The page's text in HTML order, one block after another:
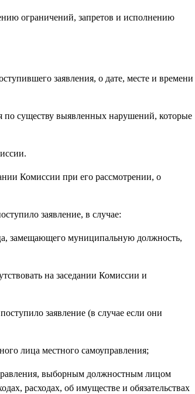
ограничений, запретов и исполнению
заявления, о дате, месте и времени
по существу выявленных нарушений, которые
Комиссии при его рассмотрении, о
заявление, в случае:
замещающего муниципальную должность,
на заседании Комиссии и
заявление (в случае если они
лица местного самоуправления;
выборным должностным лицом
расходах, об имуществе и обязательствах